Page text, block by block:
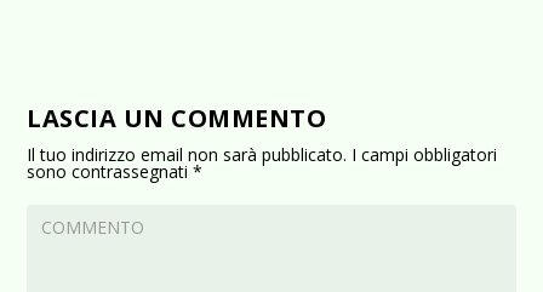
LASCIA UN COMMENTO
Il tuo indirizzo email non sarà pubblicato. I campi obbligatori
sono contrassegnati*